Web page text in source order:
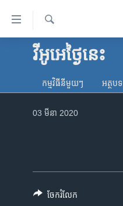
ទៅ​
គេហទំព័រ​
ទាក់ទង
និង​អាមេរិក
ទូរទស្សន៍ / វីដេអូ​
ស្វែង​
រក
វីអូអេថ្ងៃនេះ
កម្មវិធី​នីមួយៗ អត្ថបទ​
03 មីនា 2020
ចែករំលែក